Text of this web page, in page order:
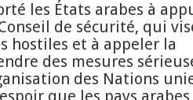
les États arabes à
de sécurité, qui
hostiles et à appeler la
des mesures
des Nations
que les pays arabes